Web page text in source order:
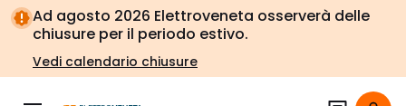
Vai alla
navigazione
Vai
alla
pagina
Ad agosto 2026 Elettroveneta osserverà delle
chiusure per il periodo estivo.
Vedi calendario chiusure